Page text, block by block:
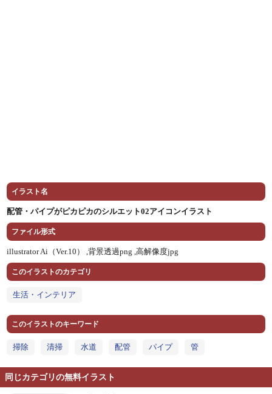
イラスト名
配管・パイプがピカピカのシルエット02アイコンイラスト
ファイル形式
illustrator Ai（Ver.10） ,背景透過png ,高解像度jpg
このイラストのカテゴリ
生活・インテリア
このイラストのキーワード
掃除 清掃 水道 配管 パイプ 管
同じカテゴリの無料イラスト